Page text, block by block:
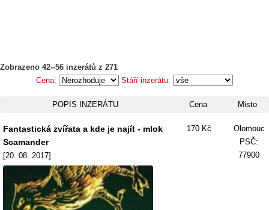
Zobrazeno 42--56 inzerátů z 271
Cena:
Stáří inzerátu:
POPIS INZERÁTU Cena Misto
Fantastická zvířata a kde je najít - mlok
Scamander
[20. 08. 2017]
170 Kč
Olomouc
PSČ:
77900